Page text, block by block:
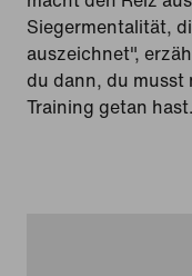
Siegermentalität,
auszeichnet",
du dann, du musst
Training getan